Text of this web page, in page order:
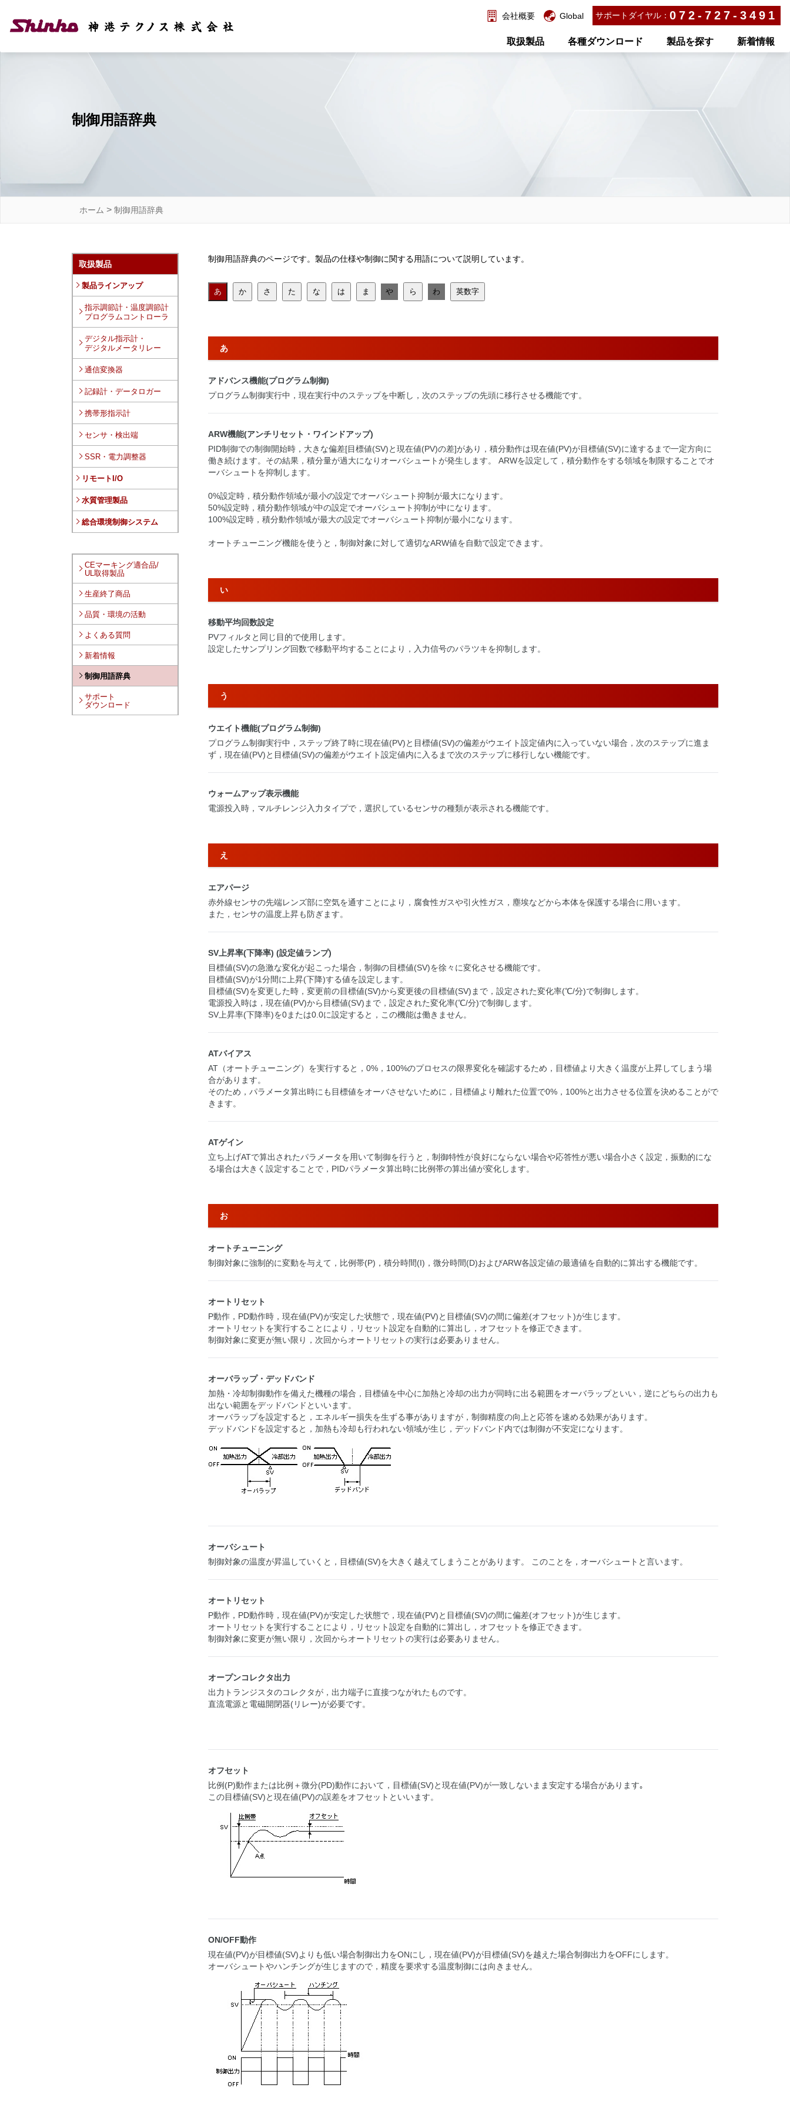
会社概要 Global サポートダイヤル： 072-727-3491
取扱製品 各種ダウンロード 製品を探す 新着情報
制御用語辞典
ホーム > 制御用語辞典
取扱製品
製品ラインアップ
指示調節計・温度調節計
プログラムコントローラ
デジタル指示計・
デジタルメータリレー
通信変換器
記録計・データロガー
携帯形指示計
センサ・検出端
SSR・電力調整器
リモートI/O
水質管理製品
総合環境制御システム
CEマーキング適合品/
UL取得製品
生産終了商品
品質・環境の活動
よくある質問
新着情報
制御用語辞典
サポート
ダウンロード
制御用語辞典のページです。製品の仕様や制御に関する用語について説明しています。
あ か さ た な は ま や ら わ 英数字
あ
アドバンス機能(プログラム制御)
プログラム制御実行中，現在実行中のステップを中断し，次のステップの先頭に移行させる機能です。
ARW機能(アンチリセット・ワインドアップ)
PID制御での制御開始時，大きな偏差[目標値(SV)と現在値(PV)の差]があり，積分動作は現在値(PV)が目標値(SV)に達するまで一定方向に
働き続けます。その結果，積分量が過大になりオーバシュートが発生します。 ARWを設定して，積分動作をする領域を制限することでオ
ーバシュートを抑制します。
0%設定時，積分動作領域が最小の設定でオーバシュート抑制が最大になります。
50%設定時，積分動作領域が中の設定でオーバシュート抑制が中になります。
100%設定時，積分動作領域が最大の設定でオーバシュート抑制が最小になります。
オートチューニング機能を使うと，制御対象に対して適切なARW値を自動で設定できます。
い
移動平均回数設定
PVフィルタと同じ目的で使用します。
設定したサンプリング回数で移動平均することにより，入力信号のパラツキを抑制します。
う
ウエイト機能(プログラム制御)
プログラム制御実行中，ステップ終了時に現在値(PV)と目標値(SV)の偏差がウエイト設定値内に入っていない場合，次のステップに進ま
ず，現在値(PV)と目標値(SV)の偏差がウエイト設定値内に入るまで次のステップに移行しない機能です。
ウォームアップ表示機能
電源投入時，マルチレンジ入力タイプで，選択しているセンサの種類が表示される機能です。
え
エアパージ
赤外線センサの先端レンズ部に空気を通すことにより，腐食性ガスや引火性ガス，塵埃などから本体を保護する場合に用います。
また，センサの温度上昇も防ぎます。
SV上昇率(下降率) (設定値ランプ)
目標値(SV)の急激な変化が起こった場合，制御の目標値(SV)を徐々に変化させる機能です。
目標値(SV)が1分間に上昇(下降)する値を設定します。
目標値(SV)を変更した時，変更前の目標値(SV)から変更後の目標値(SV)まで，設定された変化率(℃/分)で制御します。
電源投入時は，現在値(PV)から目標値(SV)まで，設定された変化率(℃/分)で制御します。
SV上昇率(下降率)を0または0.0に設定すると，この機能は働きません。
ATバイアス
AT（オートチューニング）を実行すると，0%，100%のプロセスの限界変化を確認するため，目標値より大きく温度が上昇してしまう場
合があります。
そのため，パラメータ算出時にも目標値をオーバさせないために，目標値より離れた位置で0%，100%と出力させる位置を決めることがで
きます。
ATゲイン
立ち上げATで算出されたパラメータを用いて制御を行うと，制御特性が良好にならない場合や応答性が悪い場合小さく設定，振動的にな
る場合は大きく設定することで，PIDパラメータ算出時に比例帯の算出値が変化します。
お
オートチューニング
制御対象に強制的に変動を与えて，比例帯(P)，積分時間(I)，微分時間(D)およびARW各設定値の最適値を自動的に算出する機能です。
オートリセット
P動作，PD動作時，現在値(PV)が安定した状態で，現在値(PV)と目標値(SV)の間に偏差(オフセット)が生じます。
オートリセットを実行することにより，リセット設定を自動的に算出し，オフセットを修正できます。
制御対象に変更が無い限り，次回からオートリセットの実行は必要ありません。
オーバラップ・デッドバンド
加熱・冷却制御動作を備えた機種の場合，目標値を中心に加熱と冷却の出力が同時に出る範囲をオーバラップといい，逆にどちらの出力も
出ない範囲をデッドバンドといいます。
オーバラップを設定すると，エネルギー損失を生ずる事がありますが，制御精度の向上と応答を速める効果があります。
デッドバンドを設定すると，加熱も冷却も行われない領域が生じ，デッドバンド内では制御が不安定になります。
オーバシュート
制御対象の温度が昇温していくと，目標値(SV)を大きく越えてしまうことがあります。 このことを，オーバシュートと言います。
オートリセット
P動作，PD動作時，現在値(PV)が安定した状態で，現在値(PV)と目標値(SV)の間に偏差(オフセット)が生じます。
オートリセットを実行することにより，リセット設定を自動的に算出し，オフセットを修正できます。
制御対象に変更が無い限り，次回からオートリセットの実行は必要ありません。
オープンコレクタ出力
出力トランジスタのコレクタが，出力端子に直接つながれたものです。
直流電源と電磁開閉器(リレー)が必要です。
オフセット
比例(P)動作または比例＋微分(PD)動作において，目標値(SV)と現在値(PV)が一致しないまま安定する場合があります｡
この目標値(SV)と現在値(PV)の誤差をオフセットといいます。
ON/OFF動作
現在値(PV)が目標値(SV)よりも低い場合制御出力をONにし，現在値(PV)が目標値(SV)を越えた場合制御出力をOFFにします。
オーバシュートやハンチングが生じますので，精度を要求する温度制御には向きません。